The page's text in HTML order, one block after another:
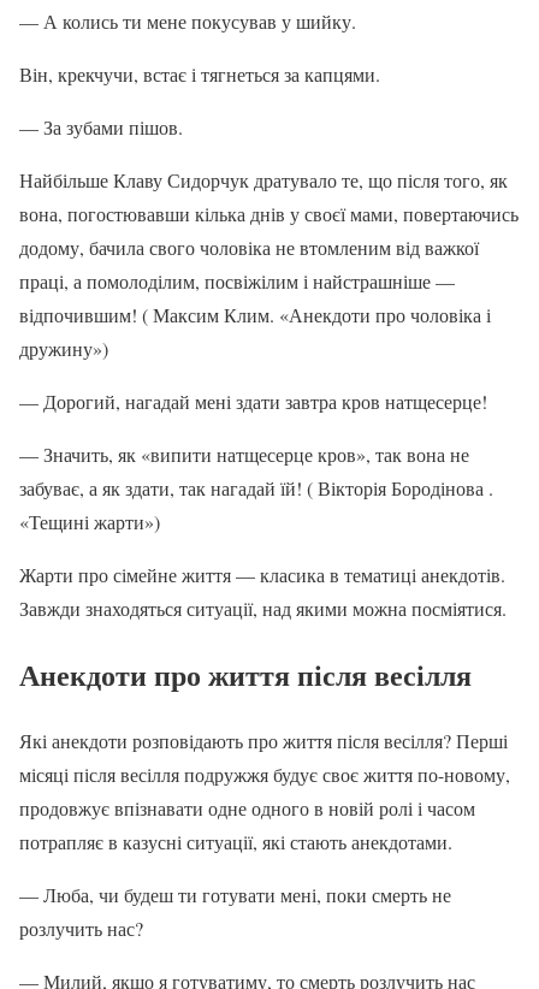
— А колись ти мене покусував у шийку.
Він, крекчучи, встає і тягнеться за капцями.
— За зубами пішов.
Найбільше Клаву Сидорчук дратувало те, що після того, як
вона, погостювавши кілька днів у своєї мами, повертаючись
додому, бачила свого чоловіка не втомленим від важкої
праці, а помолоділим, посвіжілим і найстрашніше —
відпочившим! ( Максим Клим. «Анекдоти про чоловіка і
дружину»)
— Дорогий, нагадай мені здати завтра кров натщесерце!
— Значить, як «випити натщесерце кров», так вона не
забуває, а як здати, так нагадай їй! ( Вікторія Бородінова .
«Тещині жарти»)
Жарти про сімейне життя — класика в тематиці анекдотів.
Завжди знаходяться ситуації, над якими можна посміятися.
Анекдоти про життя після весілля
Які анекдоти розповідають про життя після весілля? Перші
місяці після весілля подружжя будує своє життя по-новому,
продовжує впізнавати одне одного в новій ролі і часом
потрапляє в казусні ситуації, які стають анекдотами.
— Люба, чи будеш ти готувати мені, поки смерть не
розлучить нас?
— Милий, якщо я готуватиму, то смерть розлучить нас